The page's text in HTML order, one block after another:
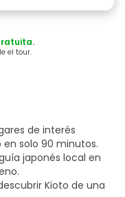
el tour.
de interés
solo 90 minutos.
japonés local en
Kioto de una